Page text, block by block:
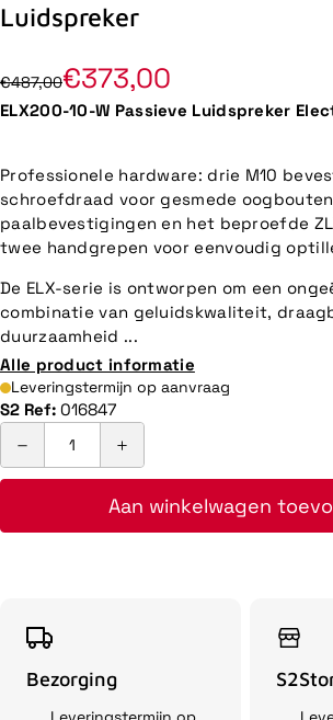
Luidspreker
€487,00€373,00
ELX200-10-W Passieve Luidspreker
Professionele hardware: drie M10
schroefdraad voor gesmede
paalbevestigingen en het beproefde
twee handgrepen voor eenvoudig
De ELX-serie is ontworpen om een
combinatie van geluidskwaliteit,
duurzaamheid ...
Alle product informatie
Leveringstermijn op aanvraag
S2 Ref: 016847
Aan winkelwagen
Bezorging